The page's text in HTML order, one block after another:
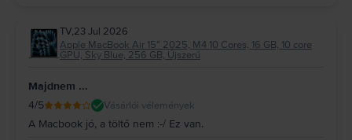
TV,23 Jul 2026
Apple MacBook Air 15″ 2025, M4 10 Cores, 16 GB, 10 core
GPU, Sky Blue, 256 GB, Újszerű
Majdnem ...
4/5 Vásárlói vélemények
A Macbook jó, a töltő nem :-/ Ez van.